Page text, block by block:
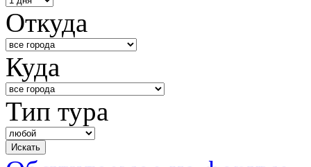
Откуда
Куда
Тип тура